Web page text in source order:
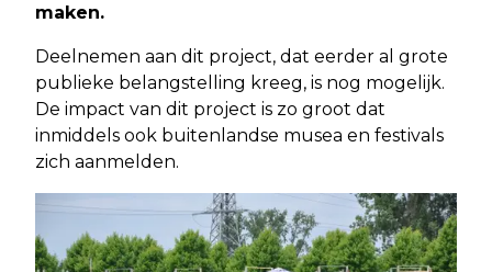
maken.
Deelnemen aan dit project, dat eerder al grote
publieke belangstelling kreeg, is nog mogelijk.
De impact van dit project is zo groot dat
inmiddels ook buitenlandse musea en festivals
zich aanmelden.